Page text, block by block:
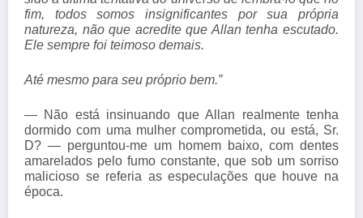
fim, todos somos insignificantes por sua própria
natureza, não que acredite que Allan tenha escutado.
Ele sempre foi teimoso demais.
Até mesmo para seu próprio bem.”
— Não está insinuando que Allan realmente tenha
dormido com uma mulher comprometida, ou está, Sr.
D? — perguntou-me um homem baixo, com dentes
amarelados pelo fumo constante, que sob um sorriso
malicioso se referia as especulações que houve na
época.